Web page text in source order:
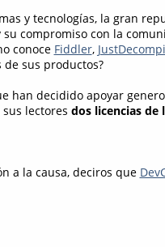
y tecnologías, la gran
compromiso con la
conoce Fiddler,
sus productos?
han decidido apoyar
lectores dos licencias de
a la causa, deciros que